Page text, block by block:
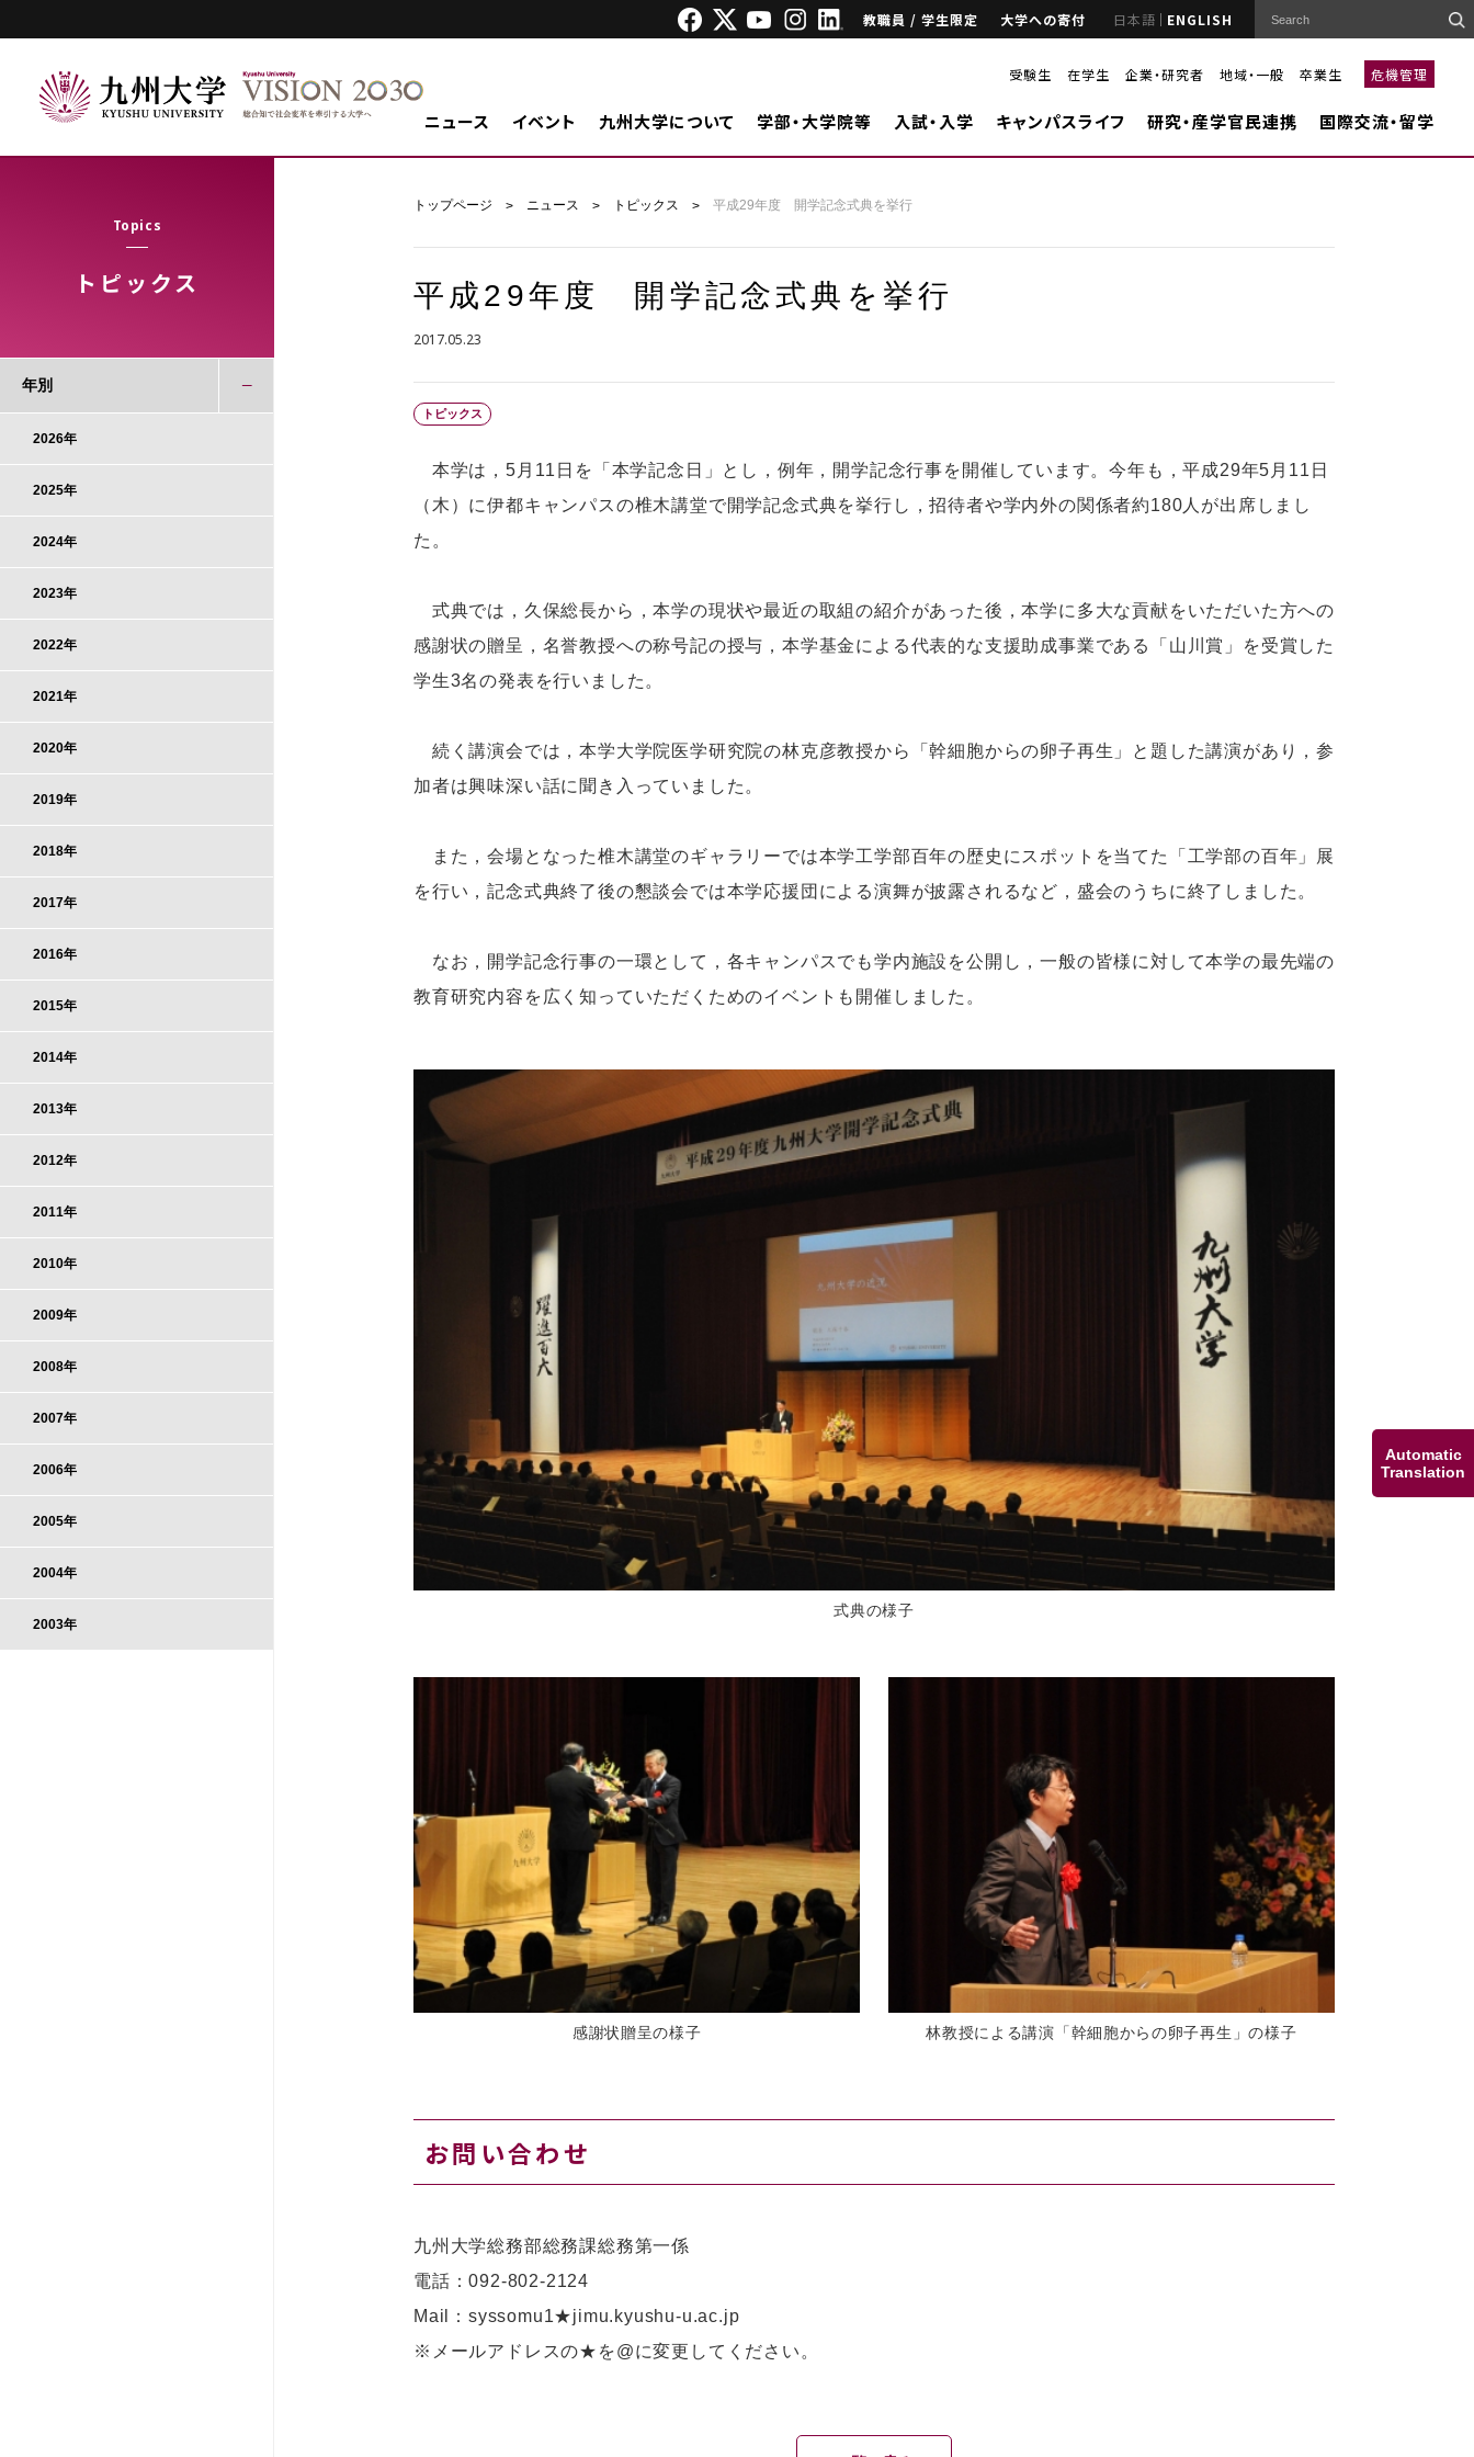
Automatic
Translation
教職員 / 学生限定 大学への寄付 日本語 ENGLISH
受験生 在学生 企業・研究者 地域・一般 卒業生 危機管理
ニュース イベント 九州大学について 学部・大学院等 入試・入学 キャンパスライフ 研究・産学官民連携 国際交流・留学
Topics
トピックス
トップページ ニュース トピックス 平成29年度 開学記念式典を挙行
平成29年度 開学記念式典を挙行
2017.05.23
トピックス
本学は，5月11日を「本学記念日」とし，例年，開学記念行事を開催しています。今年も，平成29年5月11日
（木）に伊都キャンパスの椎木講堂で開学記念式典を挙行し，招待者や学内外の関係者約180人が出席しまし
た。
式典では，久保総長から，本学の現状や最近の取組の紹介があった後，本学に多大な貢献をいただいた方への
感謝状の贈呈，名誉教授への称号記の授与，本学基金による代表的な支援助成事業である「山川賞」を受賞した
学生3名の発表を行いました。
続く講演会では，本学大学院医学研究院の林克彦教授から「幹細胞からの卵子再生」と題した講演があり，参
加者は興味深い話に聞き入っていました。
また，会場となった椎木講堂のギャラリーでは本学工学部百年の歴史にスポットを当てた「工学部の百年」展
を行い，記念式典終了後の懇談会では本学応援団による演舞が披露されるなど，盛会のうちに終了しました。
なお，開学記念行事の一環として，各キャンパスでも学内施設を公開し，一般の皆様に対して本学の最先端の
教育研究内容を広く知っていただくためのイベントも開催しました。
式典の様子
感謝状贈呈の様子 林教授による講演「幹細胞からの卵子再生」の様子
お問い合わせ
九州大学総務部総務課総務第一係
電話：092-802-2124
Mail：syssomu1★jimu.kyushu-u.ac.jp
※メールアドレスの★を@に変更してください。
年別
2026年
2025年
2024年
2023年
2022年
2021年
2020年
2019年
2018年
2017年
2016年
2015年
2014年
2013年
2012年
2011年
2010年
2009年
2008年
2007年
2006年
2005年
2004年
2003年